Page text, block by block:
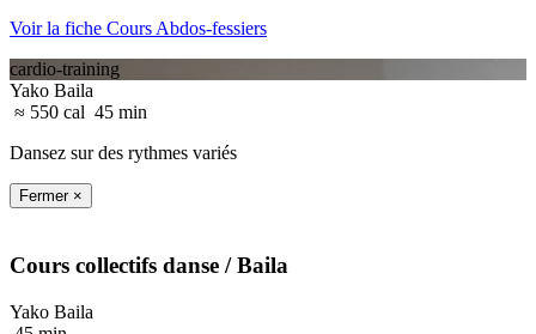
Voir la fiche Cours Abdos-fessiers
cardio-training
Yako Baila
≈ 550 cal 45 min
Dansez sur des rythmes variés
Fermer ×
Cours collectifs danse / Baila
Yako Baila